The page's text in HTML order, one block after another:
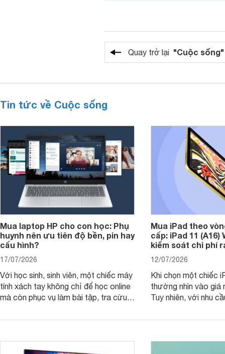
Quay trở lại "Cuộc sống"
Tin tức về Cuộc sống
Mua laptop HP cho con học: Phụ
huynh nên ưu tiên độ bền, pin hay
cấu hình?
17/07/2026
Với học sinh, sinh viên, một chiếc máy
tính xách tay không chỉ để học online
mà còn phục vụ làm bài tập, tra cứu,
thay vì chỉ so sánh cấu hình trên giấy.
Mua iPad theo
cấp: iPad 11 (A16)
kiểm soát chi phí
12/07/2026
Khi chọn một chiếc
thường nhìn vào
Tuy nhiên, với nhu
không, dùng được